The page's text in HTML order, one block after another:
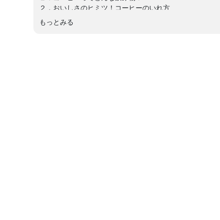
２．おいしさのヒミツ！コーヒーのいれ方
３．コーヒーの2050年問題とは？
４．オンライン工場見学
もっとみる